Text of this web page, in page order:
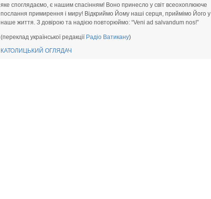
яке споглядаємо, є нашим спасінням! Воно принесло у світ всеохоплююче
послання примирення і миру! Відкриймо Йому наші серця, приймімо Його у
наше життя. З довірою та надією повторюймо: “Veni ad salvandum nos!”
(переклад української редакції Радіо Ватикану)
КАТОЛИЦЬКИЙ ОГЛЯДАЧ